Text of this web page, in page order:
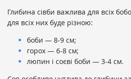
Глибина сівби важлива для всіх
для всіх них буде різною:
боби — 8-9 см;
горох — 6-8 см;
люпин і соєві боби — 3-4 см.